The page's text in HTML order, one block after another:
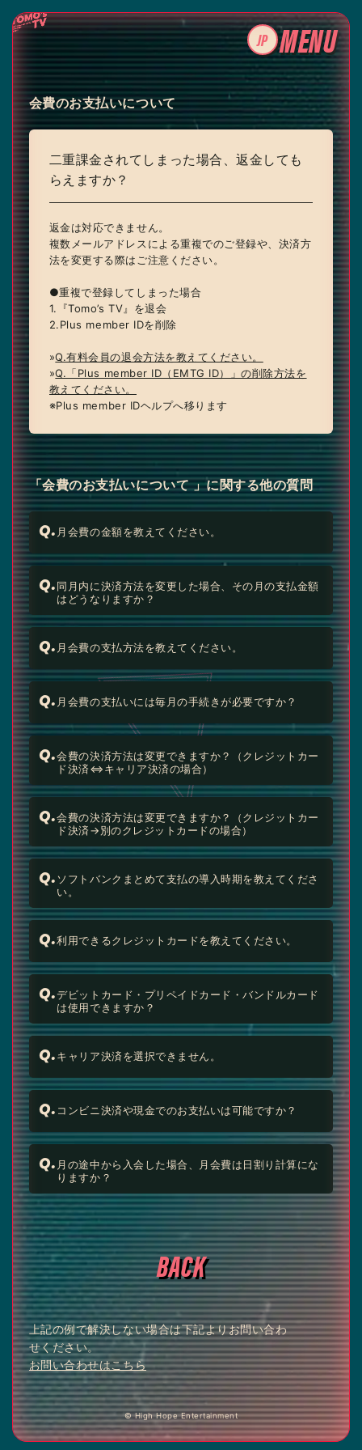
JP MENU
JOIN
LOGIN
会費のお支払いについて
二重課金されてしまった場合、返金しても
らえますか？
返金は対応できません。
複数メールアドレスによる重複でのご登録や、決済方
法を変更する際はご注意ください。
●重複で登録してしまった場合
1.『Tomo’s TV』を退会
2.Plus member IDを削除
»Q.有料会員の退会方法を教えてください。
»Q.「Plus member ID（EMTG ID）」の削除方法を
教えてください。
※Plus member IDヘルプへ移ります
「会費のお支払いについて 」に関する他の質問
Q. 月会費の金額を教えてください。
Q.同月内に決済方法を変更した場合、その月の支払金額
はどうなりますか？
Q. 月会費の支払方法を教えてください。
Q. 月会費の支払いには毎月の手続きが必要ですか？
Q.会費の決済方法は変更できますか？（クレジットカー
ド決済⇔キャリア決済の場合）
Q.会費の決済方法は変更できますか？（クレジットカー
ド決済→別のクレジットカードの場合）
Q. ソフトバンクまとめて支払の導入時期を教えてくださ
い。
Q.利用できるクレジットカードを教えてください。
Q.デビットカード・プリペイドカード・バンドルカード
は使用できますか？
Q.キャリア決済を選択できません。
Q. コンビニ決済や現金でのお支払いは可能ですか？
Q. 月の途中から入会した場合、月会費は日割り計算にな
りますか？
BACK
上記の例で解決しない場合は下記よりお問い合わ
せください。
お問い合わせはこちら
© High Hope Entertainment